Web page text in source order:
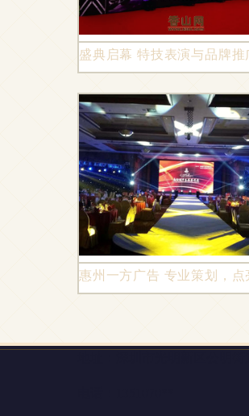
盛典启幕 特技表演与品牌
惠州一方广告 专业策划，